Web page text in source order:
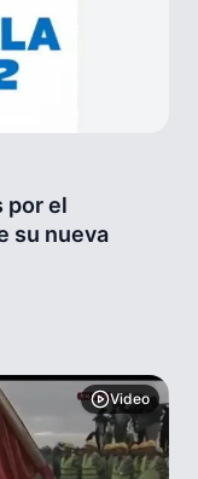
por el
su nueva
Video